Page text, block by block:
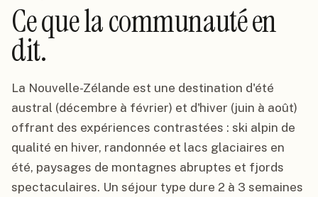
Ce que la communauté en
dit.
La Nouvelle-Zélande est une destination d'été
austral (décembre à février) et d'hiver (juin à août)
offrant des expériences contrastées : ski alpin de
qualité en hiver, randonnée et lacs glaciaires en
été, paysages de montagnes abruptes et fjords
spectaculaires. Un séjour type dure 2 à 3 semaines